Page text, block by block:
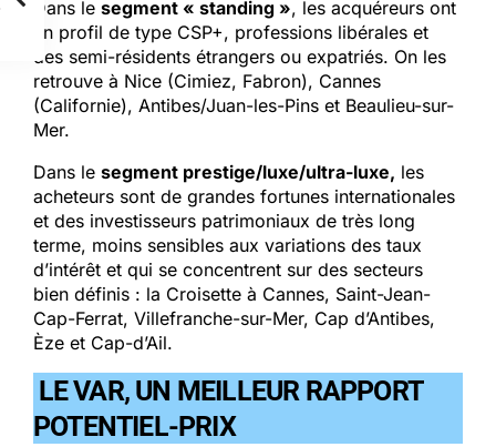
Dans le segment « standing », les acquéreurs ont
un profil de type CSP+, professions libérales et
des semi-résidents étrangers ou expatriés. On les
retrouve à Nice (Cimiez, Fabron), Cannes
(Californie), Antibes/Juan-les-Pins et Beaulieu-sur-
Mer.
Dans le segment prestige/luxe/ultra-luxe, les
acheteurs sont de grandes fortunes internationales
et des investisseurs patrimoniaux de très long
terme, moins sensibles aux variations des taux
d’intérêt et qui se concentrent sur des secteurs
bien définis : la Croisette à Cannes, Saint-Jean-
Cap-Ferrat, Villefranche-sur-Mer, Cap d’Antibes,
Èze et Cap-d’Ail.
LE VAR, UN MEILLEUR RAPPORT
POTENTIEL-PRIX